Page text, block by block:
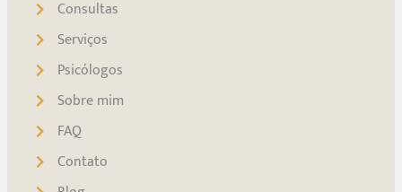
Consultas
Serviços
Psicólogos
Sobre mim
FAQ
Contato